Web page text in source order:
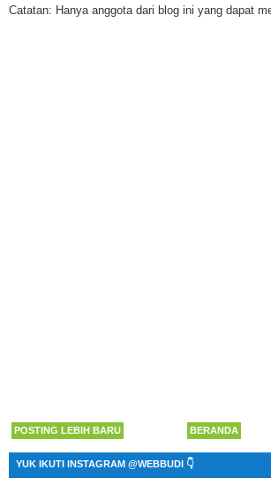
Catatan: Hanya anggota dari blog ini yang dapat
POSTING LEBIH BARU BERANDA
YUK IKUTI INSTAGRAM @WEBBUDI 👇